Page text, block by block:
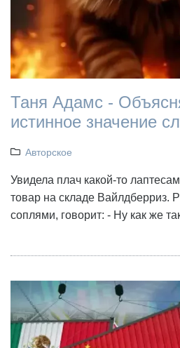
Таня Адамс -
истинное значение
Авторское
Увидела плач какой-то
товар на складе Вайлдберриз.
соплями, говорит: - Ну как же